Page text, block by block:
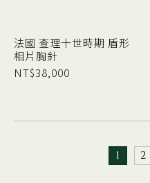
法國 查理十世時期 盾形
相片胸針
NT$38,000
1 2